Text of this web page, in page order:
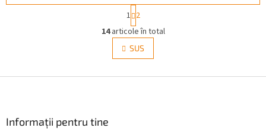
C
o
n
t
P
a
g
i
n
a
e
1 2
14articole în total
SUS
Informații pentru tine